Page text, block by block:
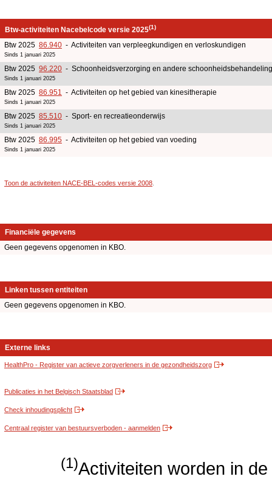
Btw-activiteiten Nacebelcode versie 2025(1)
Btw 2025 86.940 - Activiteiten van verpleegkundigen en verloskundigen
Sinds 1 januari 2025
Btw 2025 96.220 - Schoonheidsverzorging en andere
Sinds 1 januari 2025
Btw 2025 86.951 - Activiteiten op het gebied van kinesitherapie
Sinds 1 januari 2025
Btw 2025 85.510 - Sport- en recreatieonderwijs
Sinds 1 januari 2025
Btw 2025 86.995 - Activiteiten op het gebied van voeding
Sinds 1 januari 2025
Toon de activiteiten NACE-BEL-codes versie 2008
Financiële gegevens
Geen gegevens opgenomen in KBO.
Linken tussen entiteiten
Geen gegevens opgenomen in KBO.
Externe links
HealthPro - Register van actieve zorgverleners in de gezondheidszorg
Publicaties in het Belgisch Staatsblad
Check inhoudingsplicht
Centraal register van bestuursverboden - aanmelden
(1)Activiteiten worden in